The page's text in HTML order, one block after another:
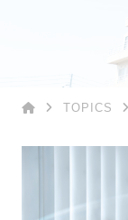
TOPICS